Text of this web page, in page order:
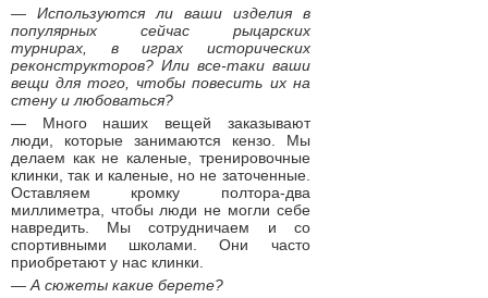
— Используются ли ваши изделия в
популярных сейчас рыцарских
турнирах, в играх исторических
реконструкторов? Или все-таки ваши
вещи для того, чтобы повесить их на
стену и любоваться?
— Много наших вещей заказывают
люди, которые занимаются кензо. Мы
делаем как не каленые, тренировочные
клинки, так и каленые, но не заточенные.
Оставляем кромку полтора-два
миллиметра, чтобы люди не могли себе
навредить. Мы сотрудничаем и со
спортивными школами. Они часто
приобретают у нас клинки.
— А сюжеты какие берете?